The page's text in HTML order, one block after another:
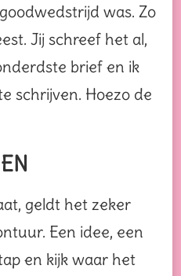
was. Zo
Jij schreef het al,
brief en ik
schrijven. Hoezo de
geldt het zeker
Een idee, een
en kijk waar het